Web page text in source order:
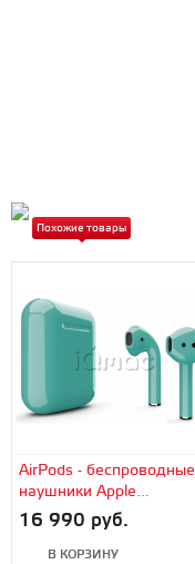
Похожие товары
AirPods - беспроводные
наушники Apple
(Бирюзовый, глянец)
16 990 руб.
В КОРЗИНУ